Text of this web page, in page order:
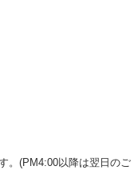
。(PM4:00以降は翌日のご